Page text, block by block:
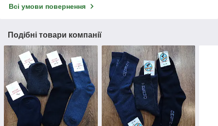
Всі умови повернення
Подібні товари компанії